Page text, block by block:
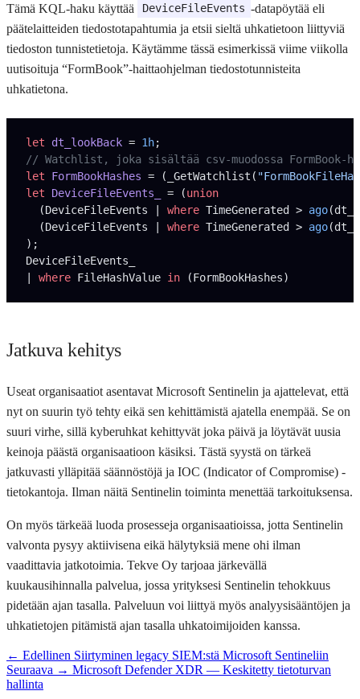
Tämä KQL-haku käyttää DeviceFileEvents -datapöytää eli
päätelaitteiden tiedostotapahtumia ja etsii sieltä uhkatietoon liittyviä
tiedoston tunnistetietoja. Käytämme tässä esimerkissä viime viikolla
uutisoituja “FormBook”-haittaohjelman tiedostotunnisteita
uhkatietona.
let dt_lookBack = 1h;
// Watchlist, joka sisältää csv-muodossa FormBook-
let FormBookHashes = (_GetWatchlist(
let DeviceFileEvents_ = (union
  (DeviceFileEvents |
where TimeGenerated > ago
  (DeviceFileEvents |
where TimeGenerated > ago
);
DeviceFileEvents_
| where FileHashValue in (FormBookHashes)
Jatkuva kehitys
Useat organisaatiot asentavat Microsoft Sentinelin ja ajattelevat, että
nyt on suurin työ tehty eikä sen kehittämistä ajatella enempää. Se on
suuri virhe, sillä kyberuhkat kehittyvät joka päivä ja löytävät uusia
keinoja päästä organisaatioon käsiksi. Tästä syystä on tärkeä
jatkuvasti ylläpitää säännöstöjä ja IOC (Indicator of Compromise) -
tietokantoja. Ilman näitä Sentinelin toiminta menettää tarkoituksensa.
On myös tärkeää luoda prosesseja organisaatioissa, jotta Sentinelin
valvonta pysyy aktiivisena eikä hälytyksiä mene ohi ilman
vaadittavia jatkotoimia. Tekve Oy tarjoaa järkevällä
kuukausihinnalla palvelua, jossa yrityksesi Sentinelin tehokkuus
pidetään ajan tasalla. Palveluun voi liittyä myös analyysisääntöjen ja
uhkatietojen pitämistä ajan tasalla uhkatoimijoiden kanssa.
← Edellinen Siirtyminen legacy SIEM:stä Microsoft Sentineliin
Seuraava → Microsoft Defender XDR — Keskitetty tietoturvan
hallinta